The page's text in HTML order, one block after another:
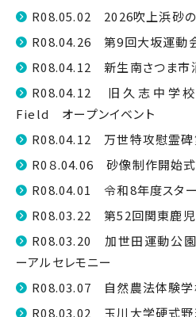
R08.05.02 2026吹上浜砂
R08.04.26 第9回大坂運動
R08.04.12 新生南さつま市
R08.04.12 旧久志中学
Field オープンイベント
R08.04.12 万世特攻慰霊碑
R0８.04.06 砂像制作開始式
R08.04.01 令和8年度スタ
R08.03.22 第52回関東鹿
R08.03.20 加世田運動公園
ーアルセレモニー
R08.03.07 自然農法体験学
R08.03.02 玉川大学硬式野